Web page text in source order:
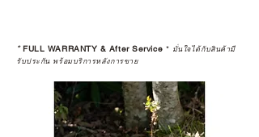
*FULL WARRANTY & After Service * มั่นใจได้กับสินค้ามี
รับประกัน พร้อมบริการหลังการขาย